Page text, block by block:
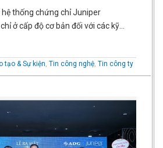
thống chứng chỉ Juniper
ở cấp độ cơ bản đối với các kỹ…
tạo & Sự kiện, Tin công nghệ, Tin công ty